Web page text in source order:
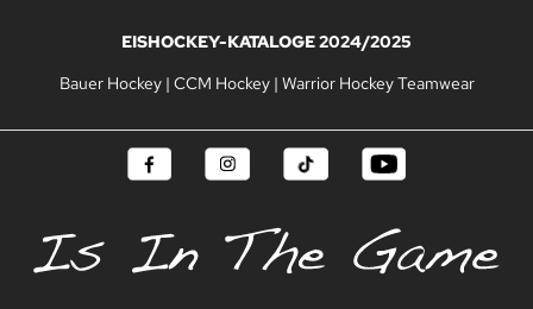
EISHOCKEY-KATALOGE 2024/2025
Bauer Hockey| CCM Hockey| Warrior Hockey Teamwear